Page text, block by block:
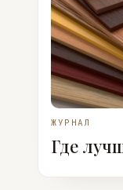
ЖУРНАЛ
Где